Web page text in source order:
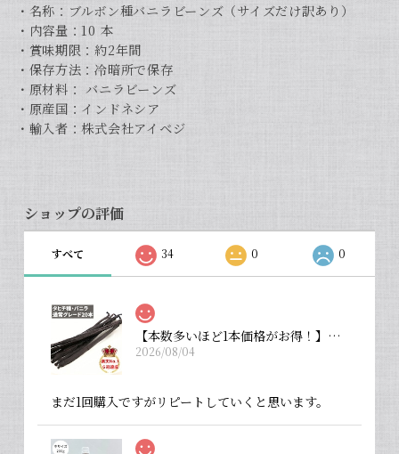
・名称：ブルボン種バニラビーンズ（サイズだけ訳あり）
・内容量：10 本
・賞味期限：約2年間
・保存方法：冷暗所で保存
・原材料： バニラビーンズ
・原産国：インドネシア
・輸入者：株式会社アイベジ
ショップの評価
すべて 34 0 0
【本数多いほど1本価格がお得！】【タヒチ種・通常グレード 13cm・バニラビーンズ・20本】
2026/08/04
まだ1回購入ですがリピートしていくと思います。